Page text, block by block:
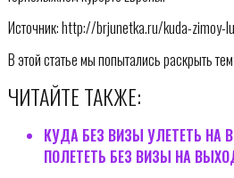
Источник: http://brjunetka.ru/kuda-
В этой статье мы попытались раскрыть
ЧИТАЙТЕ ТАКЖЕ:
КУДА БЕЗ ВИЗЫ УЛЕТЕТЬ НА
ПОЛЕТЕТЬ БЕЗ ВИЗЫ НА